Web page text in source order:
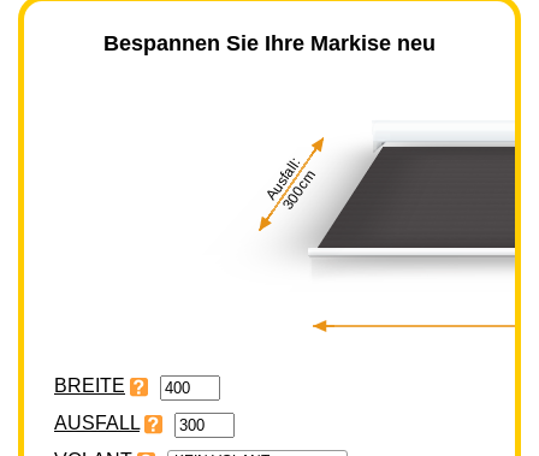
Bespannen Sie Ihre Markise neu
Ausfall:
300cm
BREITE